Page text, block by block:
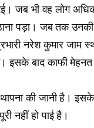
जब भी वह लोग
पड़ा। जब तक उनकी
नरेश कुमार जाम
इसके बाद काफी
की जानी है।
नहीं हो पाई है।